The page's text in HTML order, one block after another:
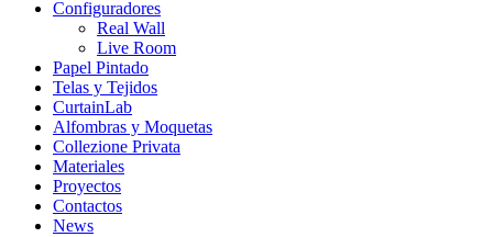
Configuradores
Real Wall
Live Room
Papel Pintado
Telas y Tejidos
CurtainLab
Alfombras y Moquetas
Collezione Privata
Materiales
Proyectos
Contactos
News